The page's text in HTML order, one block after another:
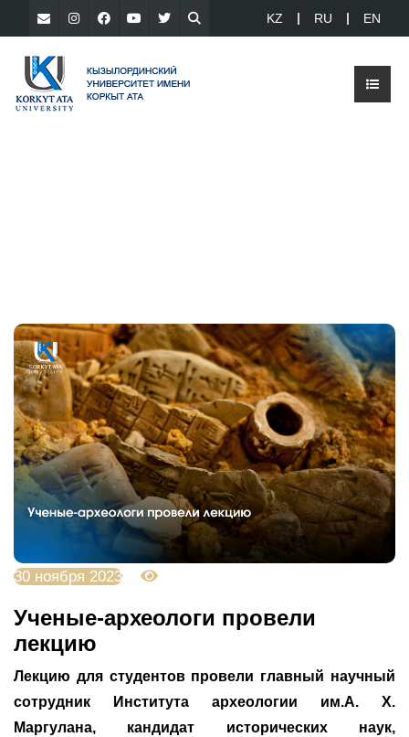
KZ RU EN
30 ноября 2023
Ученые-археологи провели
лекцию
Лекцию для студентов провели главный научный
сотрудник Института археологии им.А. Х.
Маргулана, кандидат исторических наук,